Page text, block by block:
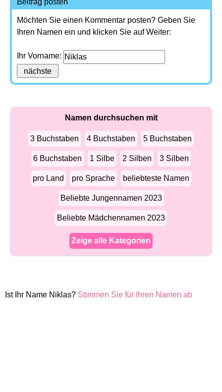
Beitrag posten
Möchten Sie einen Kommentar posten? Geben Sie
Ihren Namen ein und klicken Sie auf Weiter:
Ihr Vorname:
Namen durchsuchen mit
3 Buchstaben 4 Buchstaben 5 Buchstaben
6 Buchstaben 1 Silbe 2 Silben 3 Silben
pro Land pro Sprache beliebteste Namen
Beliebte Jungennamen 2023
Beliebte Mädchennamen 2023
Zeige alle Kategorien
Ist Ihr Name Niklas? Stimmen Sie für Ihren Namen ab